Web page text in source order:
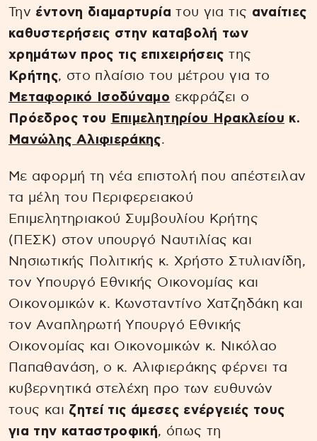
Την έντονη διαμαρτυρία του για τις αναίτιες
καθυστερήσεις στην καταβολή των
χρημάτων προς τις επιχειρήσεις της
Κρήτης, στο πλαίσιο του μέτρου για το
Μεταφορικό Ισοδύναμο εκφράζει ο
Πρόεδρος του
Επιμελητηρίου Ηρακλείου κ.
Μανώλης Αλιφιεράκης.
Με αφορμή τη νέα επιστολή που απέστειλαν
τα μέλη του Περιφερειακού
Επιμελητηριακού Συμβουλίου Κρήτης
(ΠΕΣΚ) στον υπουργό Ναυτιλίας και
Νησιωτικής Πολιτικής κ. Χρήστο Στυλιανίδη,
τον Υπουργό Εθνικής Οικονομίας και
Οικονομικών κ. Κωνσταντίνο Χατζηδάκη και
τον Αναπληρωτή Υπουργό Εθνικής
Οικονομίας και Οικονομικών κ. Νικόλαο
Παπαθανάση, ο κ. Αλιφιεράκης φέρνει τα
κυβερνητικά στελέχη προ των ευθυνών
τους και ζητεί τις άμεσες ενέργειές τους
για την καταστροφική, όπως τη